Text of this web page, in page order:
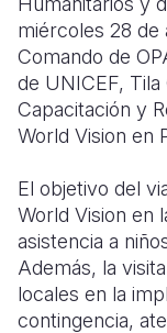
miércoles 28 de
Comando de
de UNICEF,
Capacitación y
World Vision en
El objetivo del
World Vision en
asistencia a
Además, la
locales en la
contingencia,